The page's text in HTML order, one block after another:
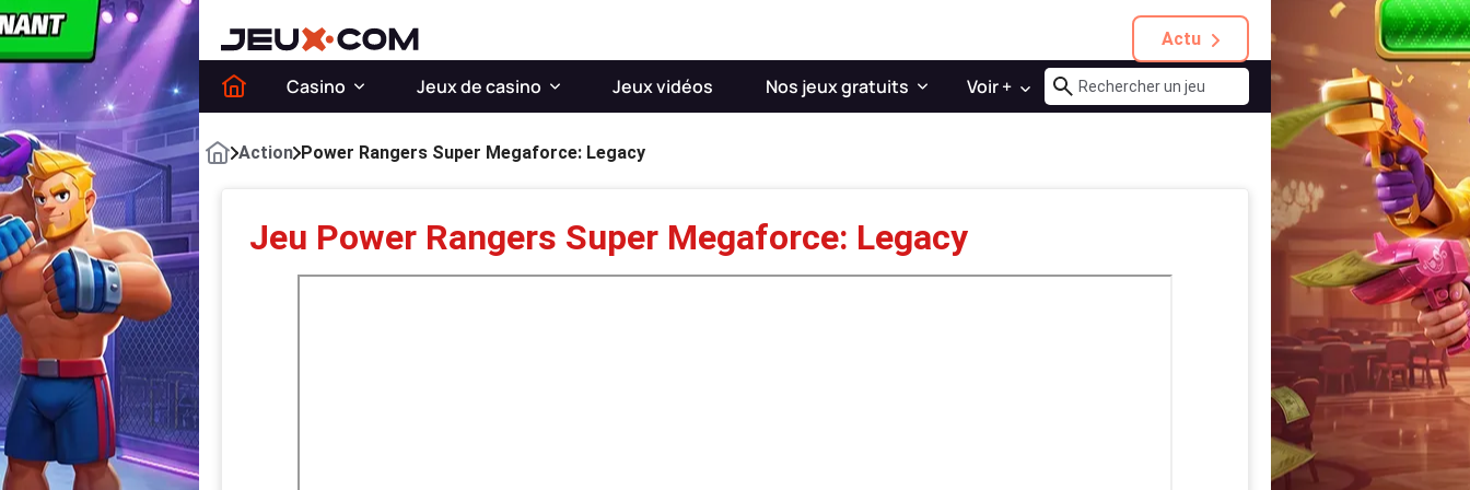
Actu
Casino Jeux de casino Jeux vidéos Nos jeux gratuits Voir +
Action Power Rangers Super Megaforce: Legacy
Jeu Power Rangers Super Megaforce: Legacy